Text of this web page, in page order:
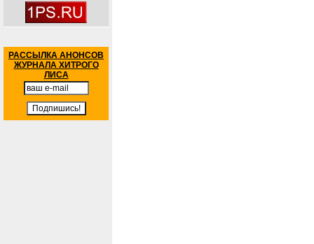
РАССЫЛКА АНОНСОВ
ЖУРНАЛА ХИТРОГО
ЛИСА